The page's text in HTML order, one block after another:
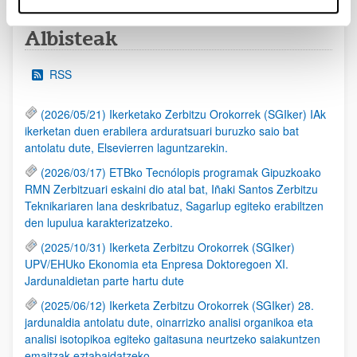
Albisteak
RSS
(2026/05/21) Ikerketako Zerbitzu Orokorrek (SGIker) IAk
ikerketan duen erabilera arduratsuari buruzko saio bat
antolatu dute, Elsevierren laguntzarekin.
(2026/03/17) ETBko Tecnólopis programak Gipuzkoako
RMN Zerbitzuari eskaini dio atal bat, Iñaki Santos Zerbitzu
Teknikariaren lana deskribatuz, Sagarlup egiteko erabiltzen
den lupulua karakterizatzeko.
(2025/10/31) Ikerketa Zerbitzu Orokorrek (SGIker)
UPV/EHUko Ekonomia eta Enpresa Doktoregoen XI.
Jardunaldietan parte hartu dute
(2025/06/12) Ikerketa Zerbitzu Orokorrek (SGIker) 28.
jardunaldia antolatu dute, oinarrizko analisi organikoa eta
analisi isotopikoa egiteko gaitasuna neurtzeko saiakuntzen